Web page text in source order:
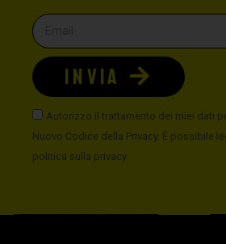
Autorizzo il trattamento dei miei dati
Nuovo Codice della Privacy. È possibile
politica sulla privacy
INVIA